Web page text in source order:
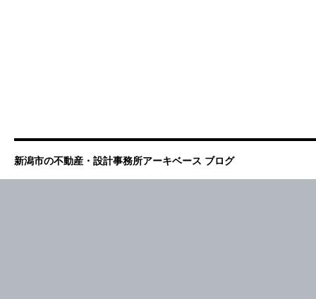
新潟市の不動産・設計事務所アーキベース ブログ